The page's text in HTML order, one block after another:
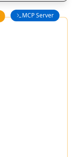
MCP Server